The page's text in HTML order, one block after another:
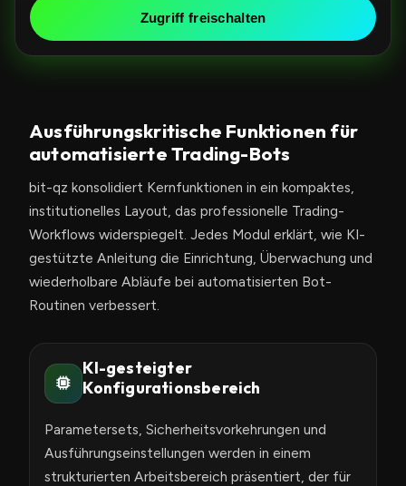
t
s
1
Zugriff freischalten
Ausführungskritische Funktionen für
automatisierte Trading-Bots
bit-qz konsolidiert Kernfunktionen in ein kompaktes,
institutionelles Layout, das professionelle Trading-
Workflows widerspiegelt. Jedes Modul erklärt, wie KI-
gestützte Anleitung die Einrichtung, Überwachung und
wiederholbare Abläufe bei automatisierten Bot-
Routinen verbessert.
KI-gesteigter
Konfigurationsbereich
Parametersets, Sicherheitsvorkehrungen und
Ausführungseinstellungen werden in einem
strukturierten Arbeitsbereich präsentiert, der für